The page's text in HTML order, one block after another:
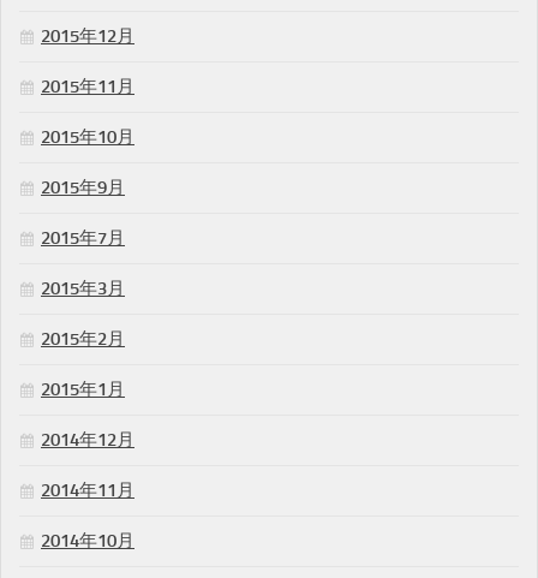
2015年12月
2015年11月
2015年10月
2015年9月
2015年7月
2015年3月
2015年2月
2015年1月
2014年12月
2014年11月
2014年10月